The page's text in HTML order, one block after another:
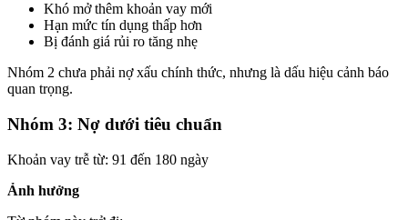
Khó mở thêm khoản vay mới
Hạn mức tín dụng thấp hơn
Bị đánh giá rủi ro tăng nhẹ
Nhóm 2 chưa phải nợ xấu chính thức, nhưng là dấu hiệu cảnh báo
quan trọng.
Nhóm 3: Nợ dưới tiêu chuẩn
Khoản vay trễ từ: 91 đến 180 ngày
Ảnh hưởng